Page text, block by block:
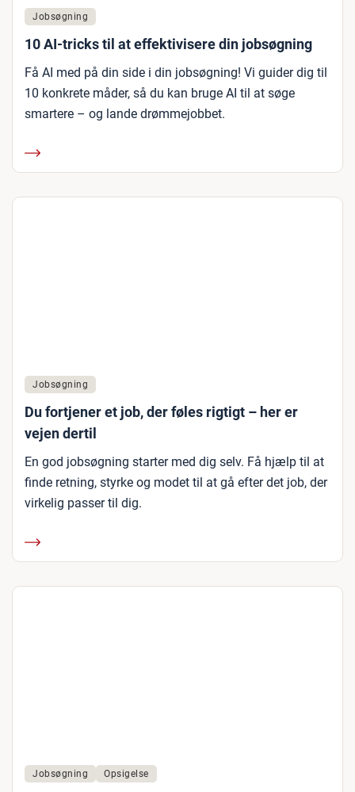
Jobsøgning
10 AI-tricks til at effektivisere din jobsøgning
Få AI med på din side i din jobsøgning! Vi guider dig til
10 konkrete måder, så du kan bruge AI til at søge
smartere – og lande drømmejobbet.
Jobsøgning
Du fortjener et job, der føles rigtigt – her er
vejen dertil
En god jobsøgning starter med dig selv. Få hjælp til at
finde retning, styrke og modet til at gå efter det job, der
virkelig passer til dig.
Jobsøgning Opsigelse